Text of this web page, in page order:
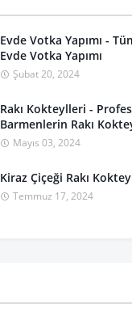
Evde Votka Yapımı -
Evde Votka Yapımı
Şubat 20, 2024
Rakı Kokteylleri -
Barmenlerin Rakı
Mayıs 03, 2024
Kiraz Çiçeği Rakı
Temmuz 17, 2024